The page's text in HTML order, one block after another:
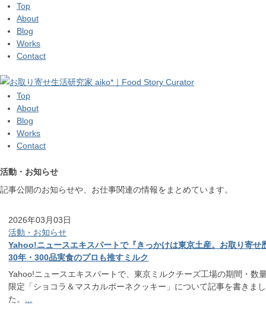
Top
About
Blog
Works
Contact
Top
About
Blog
Works
Contact
活動・お知らせ
記事公開のお知らせや、お仕事関連の情報をまとめています。
2026年03月03日
活動・お知らせ
Yahoo!ニュースエキスパートで『きっかけは東京土産。お取り寄せ
30年・300品実食のプロも推すミルク
Yahoo!ニュースエキスパートで、東京ミルクチーズ工場の期間・数
限定「ショコラ＆マスカルポーネクッキー」について記事を書きまし
た。